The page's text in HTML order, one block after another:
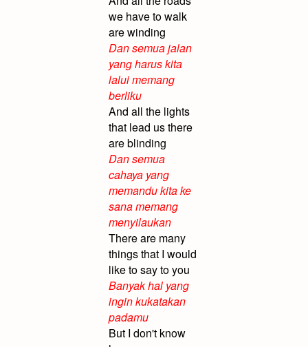
we have to walk
are winding
Dan semua jalan
yang harus kita
lalui memang
berliku
And all the lights
that lead us there
are blinding
Dan semua
cahaya yang
memandu kita ke
sana memang
menyilaukan
There are many
things that I would
like to say to you
Banyak hal yang
ingin kukatakan
padamu
But I don't know